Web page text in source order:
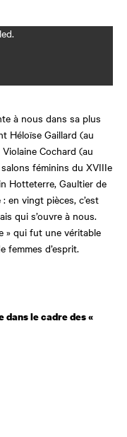
à nous dans sa plus
Héloïse Gaillard (au
Cochard (au
féminins du XVIIIe
Hotteterre, Gaultier de
en vingt pièces, c’est
qui s’ouvre à nous.
» qui fut une véritable
femmes d’esprit.
le cadre des «